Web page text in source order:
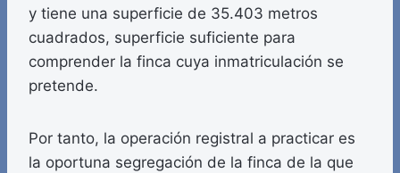
y tiene una superficie de 35.403 metros
cuadrados, superficie suficiente para
comprender la finca cuya inmatriculación se
pretende.
Por tanto, la operación registral a practicar es
la oportuna segregación de la finca de la que